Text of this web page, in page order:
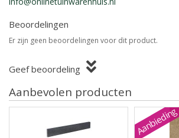
Beoordelingen
Er zijn geen beoordelingen voor dit product.
Geef beoordeling
Aanbevolen producten
Aanbieding